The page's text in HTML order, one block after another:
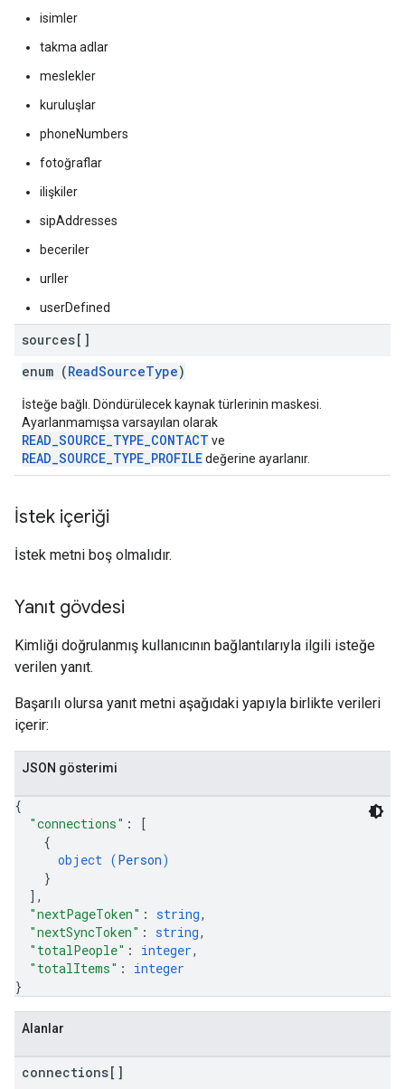
isimler
takma adlar
meslekler
kuruluşlar
phoneNumbers
fotoğraflar
ilişkiler
sipAddresses
beceriler
urller
userDefined
sources[]
enum (ReadSourceType)
İsteğe bağlı. Döndürülecek kaynak türlerinin maskesi.
Ayarlanmamışsa varsayılan olarak
READ_SOURCE_TYPE_CONTACT ve
READ_SOURCE_TYPE_PROFILEdeğerine ayarlanır.
İstek içeriği
İstek metni boş olmalıdır.
Yanıt gövdesi
Kimliği doğrulanmış kullanıcının bağlantılarıyla ilgili isteğe
verilen yanıt.
Başarılı olursa yanıt metni aşağıdaki yapıyla birlikte verileri
içerir:
JSON gösterimi
{
"connections" :
[
{
object (Person)
}
] ,
"nextPageToken" : string,
"nextSyncToken" : string,
"totalPeople" : integer,
"totalItems" : integer
}
Alanlar
connections[]